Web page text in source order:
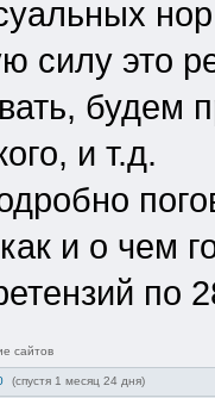
силу это
будем
и т.д.
и о чем
по
сайтов
(спустя 1 месяц 24 дня)